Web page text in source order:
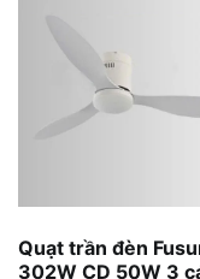
Quạt trần đèn
302W CD 50W 3